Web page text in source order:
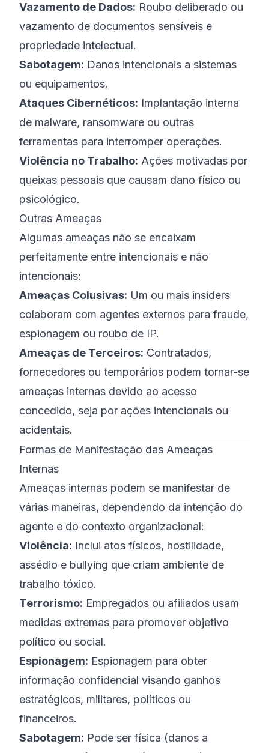
Vazamento de Dados: Roubo deliberado ou
vazamento de documentos sensíveis e
propriedade intelectual.
Sabotagem: Danos intencionais a sistemas
ou equipamentos.
Ataques Cibernéticos: Implantação interna
de malware, ransomware ou outras
ferramentas para interromper operações.
Violência no Trabalho: Ações motivadas por
queixas pessoais que causam dano físico ou
psicológico.
Outras Ameaças
Algumas ameaças não se encaixam
perfeitamente entre intencionais e não
intencionais:
Ameaças Colusivas: Um ou mais insiders
colaboram com agentes externos para fraude,
espionagem ou roubo de IP.
Ameaças de Terceiros: Contratados,
fornecedores ou temporários podem tornar-se
ameaças internas devido ao acesso
concedido, seja por ações intencionais ou
acidentais.
Formas de Manifestação das Ameaças
Internas
Ameaças internas podem se manifestar de
várias maneiras, dependendo da intenção do
agente e do contexto organizacional:
Violência: Inclui atos físicos, hostilidade,
assédio e bullying que criam ambiente de
trabalho tóxico.
Terrorismo: Empregados ou afiliados usam
medidas extremas para promover objetivo
político ou social.
Espionagem: Espionagem para obter
informação confidencial visando ganhos
estratégicos, militares, políticos ou
financeiros.
Sabotagem: Pode ser física (danos a